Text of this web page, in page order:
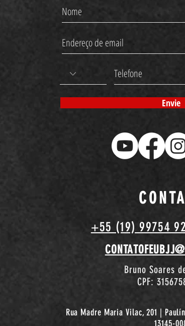
Envie
+55 (19) 99754
Bruno Soares
CPF:
Rua Madre Maria Vilac, 201 |
13145-